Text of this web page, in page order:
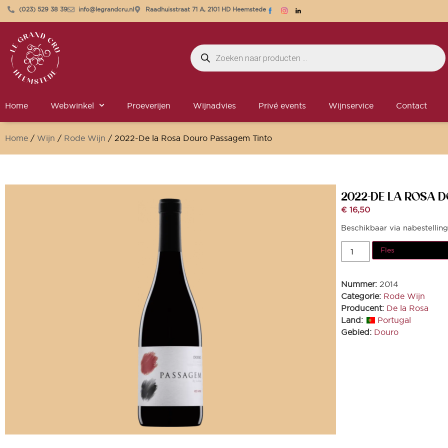
(023) 529 38 39 info@legrandcru.nl Raadhuisstraat 71 A, 2101 HD Heemstede
Home Webwinkel Proeverijen Wijnadvies Privé events Wijnservice Contact
Home / Wijn / Rode Wijn / 2022-De la Rosa Douro Passagem Tinto
2022-DE LA ROSA
€ 16,50
Beschikbaar via nabestelling
Fles
Nummer: 2014
Categorie: Rode Wijn
Producent: De la Rosa
Land:
Portugal
Gebied: Douro